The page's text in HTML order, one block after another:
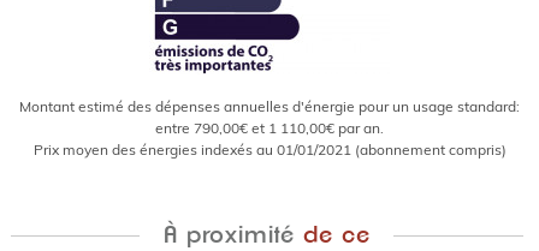
Montant estimé des dépenses annuelles d'énergie pour un usage standard:
entre 790,00€ et 1 110,00€ par an.
Prix moyen des énergies indexés au 01/01/2021 (abonnement compris)
À proximité de ce